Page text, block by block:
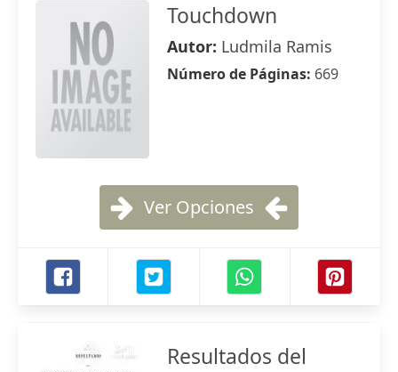
Touchdown
Autor: Ludmila Ramis
Número de Páginas: 669
Ver Opciones
Resultados del